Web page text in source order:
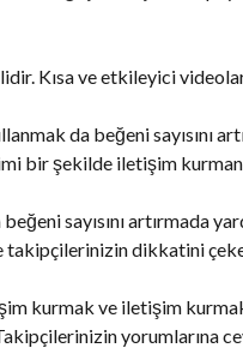
Kısa ve etkileyici
da beğeni sayısını
bir şekilde iletişim
sayısını artırmada
takipçilerinizin dikkatini
kurmak ve iletişim kurmak
yorumlarına